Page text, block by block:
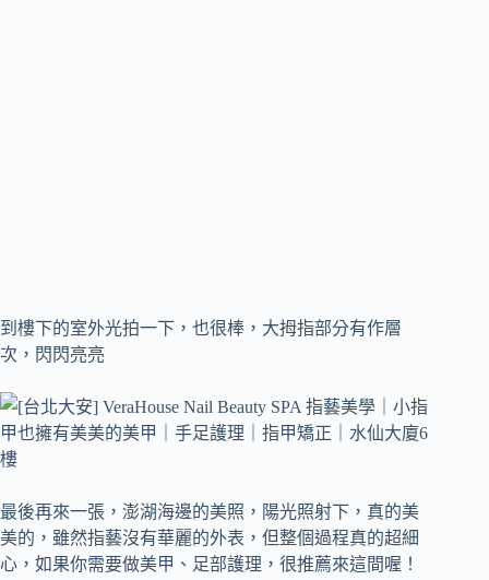
到樓下的室外光拍一下，也很棒，大拇指部分有作層
次，閃閃亮亮
最後再來一張，澎湖海邊的美照，陽光照射下，真的美
美的，雖然指藝沒有華麗的外表，但整個過程真的超細
心，如果你需要做美甲、足部護理，很推薦來這間喔！